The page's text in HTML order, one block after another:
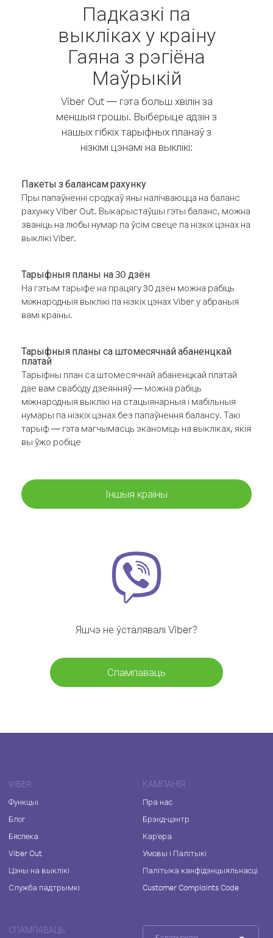
Падказкі па
выкліках у краіну
Гаяна з рэгіёна
Маўрыкій
Viber Out — гэта больш хвілін за
меншыя грошы. Выберыце адзін з
нашых гібкіх тарыфных планаў з
нізкімі цэнамі на выклікі:
Пакеты з балансам рахунку
Пры папаўненні сродкаў яны налічваюцца на баланс
рахунку Viber Out. Выкарыстаўшы гэты баланс, можна
званіць на любы нумар па ўсім свеце па нізкіх цэнах на
выклікі Viber.
Тарыфныя планы на 30 дзён
На гэтым тарыфе на працягу 30 дзён можна рабіць
міжнародныя выклікі па нізкіх цэнах Viber у абраныя
вамі краіны.
Тарыфныя планы са штомесячнай абаненцкай
платай
Тарыфны план са штомесячнай абаненцкай платай
дае вам свабоду дзеянняў — можна рабіць
міжнародныя выклікі на стацыянарныя і мабільныя
нумары па нізкіх цэнах без папаўнення балансу. Такі
тарыф — гэта магчымасць эканоміць на выкліках, якія
вы ўжо робіце
Іншыя краіны
Яшчэ не ўсталявалі Viber?
Спампаваць
VIBER
Функцыі
Блог
Бяспека
Viber Out
Цэны на выклікі
Служба падтрымкі
КАМПАНІЯ
Пра нас
Брэнд-цэнтр
Кар'ера
Умовы і Палітыкі
Палітыка канфідэнцыяльнасці
Customer Complaints Code
СПАМПАВАЦЬ